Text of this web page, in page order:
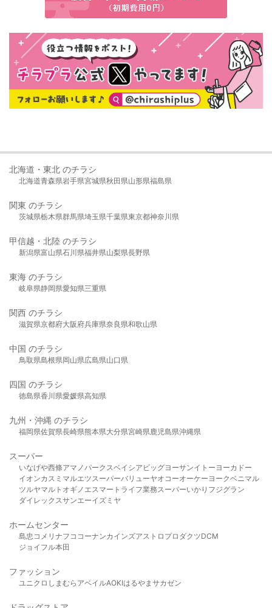
北海道・東北 のチラシ
北海道青森県岩手県宮城県秋田県山形県福島県
関東 のチラシ
茨城県栃木県群馬県埼玉県千葉県東京都神奈川県
甲信越・北陸 のチラシ
新潟県富山県石川県福井県山梨県長野県
東海 のチラシ
岐阜県静岡県愛知県三重県
関西 のチラシ
滋賀県京都府大阪府兵庫県奈良県和歌山県
中国 のチラシ
鳥取県島根県岡山県広島県山口県
四国 のチラシ
徳島県香川県愛媛県高知県
九州・沖縄 のチラシ
福岡県佐賀県長崎県熊本県大分県宮崎県鹿児島県沖縄県
スーパー
いなげや西條アマノパークスベイシア ビッグヨーサンイトーヨーカドー
イオンカスミ マルエツスーパーバリューヤオコーオーケー ヨークベニマル
ツルヤマルト オギノ エスマート ライフ業務スーパーいかり フジグラン
ダイレックスサンエーイズミヤ
ホームセンター
島忠 コメリ ナフコ コーナンカインズアストロプロダクツDCM
ジョイフル本田
ファッション
ユニクロ しまむら アベイルAOKIはるやま サカゼン